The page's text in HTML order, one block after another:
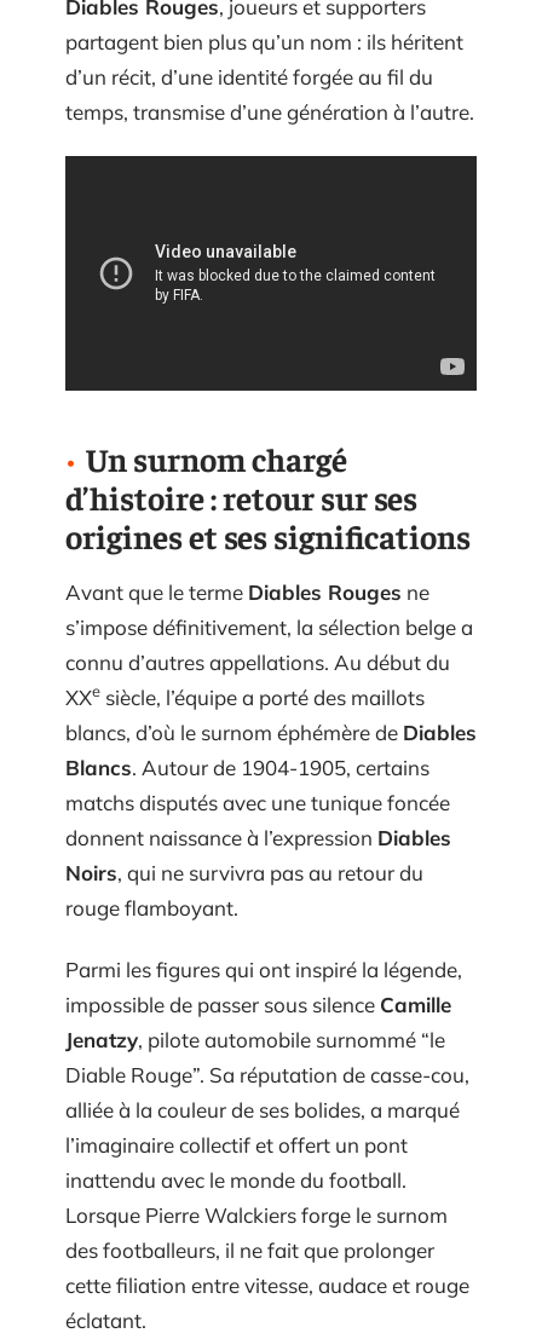
Diables Rouges, joueurs et supporters
partagent bien plus qu’un nom : ils héritent
d’un récit, d’une identité forgée au fil du
temps, transmise d’une génération à l’autre.
Un surnom chargé
d’histoire : retour sur ses
origines et ses significations
Avant que le terme Diables Rouges ne
s’impose définitivement, la sélection belge a
connu d’autres appellations. Au début du
XXe siècle, l’équipe a porté des maillots
blancs, d’où le surnom éphémère de Diables
Blancs. Autour de 1904-1905, certains
matchs disputés avec une tunique foncée
donnent naissance à l’expression Diables
Noirs, qui ne survivra pas au retour du
rouge flamboyant.
Parmi les figures qui ont inspiré la légende,
impossible de passer sous silence Camille
Jenatzy, pilote automobile surnommé “le
Diable Rouge”. Sa réputation de casse-cou,
alliée à la couleur de ses bolides, a marqué
l’imaginaire collectif et offert un pont
inattendu avec le monde du football.
Lorsque Pierre Walckiers forge le surnom
des footballeurs, il ne fait que prolonger
cette filiation entre vitesse, audace et rouge
éclatant.